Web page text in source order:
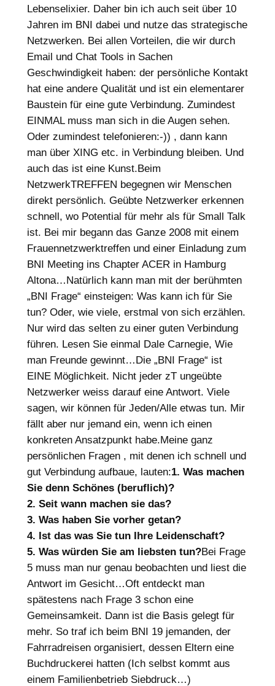
Lebenselixier. Daher bin ich auch seit über 10
Jahren im BNI dabei und nutze das strategische
Netzwerken. Bei allen Vorteilen, die wir durch
Email und Chat Tools in Sachen
Geschwindigkeit haben: der persönliche Kontakt
hat eine andere Qualität und ist ein elementarer
Baustein für eine gute Verbindung. Zumindest
EINMAL muss man sich in die Augen sehen.
Oder zumindest telefonieren:-)) , dann kann
man über XING etc. in Verbindung bleiben. Und
auch das ist eine Kunst.Beim
NetzwerkTREFFEN begegnen wir Menschen
direkt persönlich. Geübte Netzwerker erkennen
schnell, wo Potential für mehr als für Small Talk
ist. Bei mir begann das Ganze 2008 mit einem
Frauennetzwerktreffen und einer Einladung zum
BNI Meeting ins Chapter ACER in Hamburg
Altona…Natürlich kann man mit der berühmten
„BNI Frage“ einsteigen: Was kann ich für Sie
tun? Oder, wie viele, erstmal von sich erzählen.
Nur wird das selten zu einer guten Verbindung
führen. Lesen Sie einmal Dale Carnegie, Wie
man Freunde gewinnt…Die „BNI Frage“ ist
EINE Möglichkeit. Nicht jeder zT ungeübte
Netzwerker weiss darauf eine Antwort. Viele
sagen, wir können für Jeden/Alle etwas tun. Mir
fällt aber nur jemand ein, wenn ich einen
konkreten Ansatzpunkt habe.Meine ganz
persönlichen Fragen , mit denen ich schnell und
gut Verbindung aufbaue, lauten:1. Was machen
Sie denn Schönes (beruflich)?
2. Seit wann machen sie das?
3. Was haben Sie vorher getan?
4. Ist das was Sie tun Ihre Leidenschaft?
5. Was würden Sie am liebsten tun?Bei Frage
5 muss man nur genau beobachten und liest die
Antwort im Gesicht…Oft entdeckt man
spätestens nach Frage 3 schon eine
Gemeinsamkeit. Dann ist die Basis gelegt für
mehr. So traf ich beim BNI 19 jemanden, der
Fahrradreisen organisiert, dessen Eltern eine
Buchdruckerei hatten (Ich selbst kommt aus
einem Familienbetrieb Siebdruck…)